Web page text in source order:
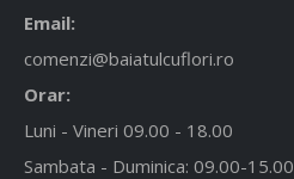
Email:
comenzi@baiatulcuflori.ro
Orar:
Luni - Vineri 09.00 - 18.00
Sambata - Duminica: 09.00-15.00